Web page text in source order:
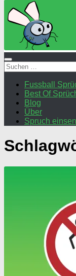
Suchen
nach:
Fussball
Best Of
Blog
Über
Spruch